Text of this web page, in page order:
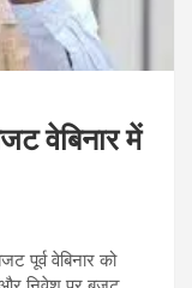
वेबिनार में
पूर्व वेबिनार को